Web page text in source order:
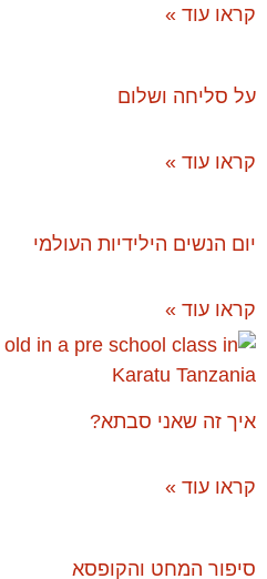
קראו עוד »
על סליחה ושלום
קראו עוד »
יום הנשים הילידיות העולמי
קראו עוד »
איך זה שאני סבתא?
קראו עוד »
סיפור המחט והקופסא